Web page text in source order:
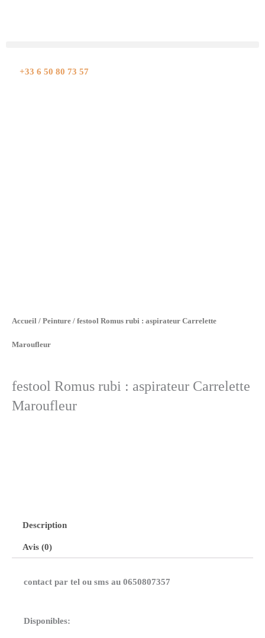
+33 6 50 80 73 57
Accueil / Peinture / festool Romus rubi : aspirateur Carrelette
Maroufleur
festool Romus rubi : aspirateur Carrelette
Maroufleur
Description
Avis (0)
contact par tel ou sms au 0650807357
Disponibles: